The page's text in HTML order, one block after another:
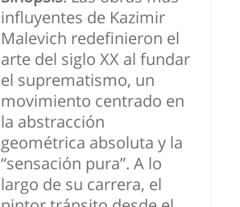
influyentes de Kazimir
Malevich redefinieron el
arte del siglo XX al fundar
el suprematismo, un
movimiento centrado en
la abstracción
geométrica absoluta y la
“sensación pura”. A lo
largo de su carrera, el